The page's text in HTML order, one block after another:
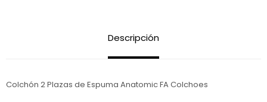
Descripción
Colchón 2 Plazas de Espuma Anatomic FA Colchoes